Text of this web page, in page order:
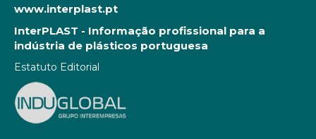
www.interplast.pt
InterPLAST - Informação profissional para a
indústria de plásticos portuguesa
Estatuto Editorial